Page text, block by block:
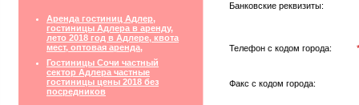
Аренда гостиниц Адлер,
гостиницы Адлера в аренду,
лето 2018 год в Адлере, квота
мест, оптовая аренда,
Гостиницы Сочи частный
сектор Адлера частные
гостиницы цены 2018 без
посредников
Банковские реквизиты:
Телефон с кодом города: *
Факс с кодом города: